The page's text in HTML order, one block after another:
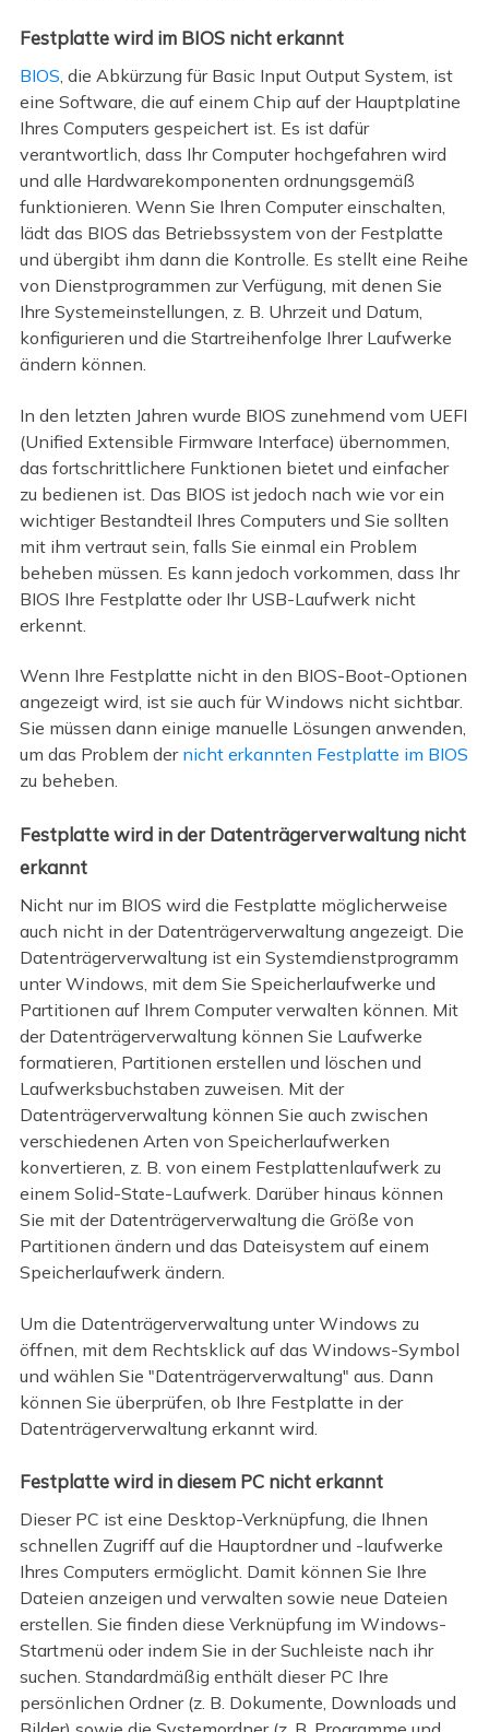
Festplatte wird im BIOS nicht erkannt
BIOS, die Abkürzung für Basic Input Output System, ist
eine Software, die auf einem Chip auf der Hauptplatine
Ihres Computers gespeichert ist. Es ist dafür
verantwortlich, dass Ihr Computer hochgefahren wird
und alle Hardwarekomponenten ordnungsgemäß
funktionieren. Wenn Sie Ihren Computer einschalten,
lädt das BIOS das Betriebssystem von der Festplatte
und übergibt ihm dann die Kontrolle. Es stellt eine Reihe
von Dienstprogrammen zur Verfügung, mit denen Sie
Ihre Systemeinstellungen, z. B. Uhrzeit und Datum,
konfigurieren und die Startreihenfolge Ihrer Laufwerke
ändern können.
In den letzten Jahren wurde BIOS zunehmend vom UEFI
(Unified Extensible Firmware Interface) übernommen,
das fortschrittlichere Funktionen bietet und einfacher
zu bedienen ist. Das BIOS ist jedoch nach wie vor ein
wichtiger Bestandteil Ihres Computers und Sie sollten
mit ihm vertraut sein, falls Sie einmal ein Problem
beheben müssen. Es kann jedoch vorkommen, dass Ihr
BIOS Ihre Festplatte oder Ihr USB-Laufwerk nicht
erkennt.
Wenn Ihre Festplatte nicht in den BIOS-Boot-Optionen
angezeigt wird, ist sie auch für Windows nicht sichtbar.
Sie müssen dann einige manuelle Lösungen anwenden,
um das Problem der nicht erkannten Festplatte im BIOS
zu beheben.
Festplatte wird in der Datenträgerverwaltung nicht
erkannt
Nicht nur im BIOS wird die Festplatte möglicherweise
auch nicht in der Datenträgerverwaltung angezeigt. Die
Datenträgerverwaltung ist ein Systemdienstprogramm
unter Windows, mit dem Sie Speicherlaufwerke und
Partitionen auf Ihrem Computer verwalten können. Mit
der Datenträgerverwaltung können Sie Laufwerke
formatieren, Partitionen erstellen und löschen und
Laufwerksbuchstaben zuweisen. Mit der
Datenträgerverwaltung können Sie auch zwischen
verschiedenen Arten von Speicherlaufwerken
konvertieren, z. B. von einem Festplattenlaufwerk zu
einem Solid-State-Laufwerk. Darüber hinaus können
Sie mit der Datenträgerverwaltung die Größe von
Partitionen ändern und das Dateisystem auf einem
Speicherlaufwerk ändern.
Um die Datenträgerverwaltung unter Windows zu
öffnen, mit dem Rechtsklick auf das Windows-Symbol
und wählen Sie "Datenträgerverwaltung" aus. Dann
können Sie überprüfen, ob Ihre Festplatte in der
Datenträgerverwaltung erkannt wird.
Festplatte wird in diesem PC nicht erkannt
Dieser PC ist eine Desktop-Verknüpfung, die Ihnen
schnellen Zugriff auf die Hauptordner und -laufwerke
Ihres Computers ermöglicht. Damit können Sie Ihre
Dateien anzeigen und verwalten sowie neue Dateien
erstellen. Sie finden diese Verknüpfung im Windows-
Startmenü oder indem Sie in der Suchleiste nach ihr
suchen. Standardmäßig enthält dieser PC Ihre
persönlichen Ordner (z. B. Dokumente, Downloads und